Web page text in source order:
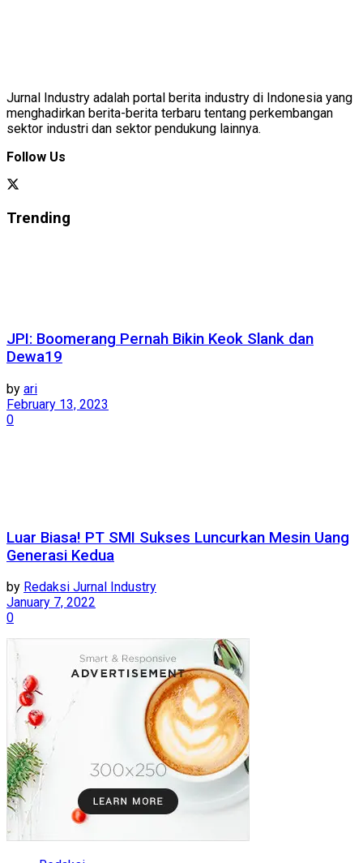
Jurnal Industry adalah portal berita industry di Indonesia yang
menghadirkan berita-berita terbaru tentang perkembangan
sektor industri dan sektor pendukung lainnya.
Follow Us
Trending
JPI: Boomerang Pernah Bikin Keok Slank dan
Dewa19
by ari
February 13, 2023
0
Luar Biasa! PT SMI Sukses Luncurkan Mesin Uang
Generasi Kedua
by Redaksi Jurnal Industry
January 7, 2022
0